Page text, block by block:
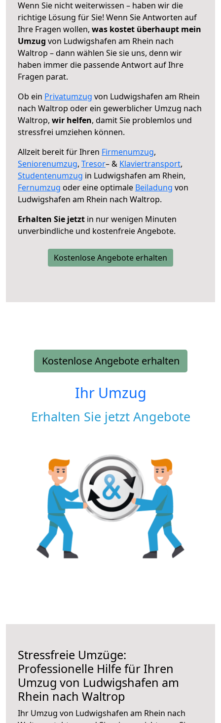
Wenn Sie nicht weiterwissen – haben wir die
richtige Lösung für Sie! Wenn Sie Antworten auf
Ihre Fragen wollen, was kostet überhaupt mein
Umzug von Ludwigshafen am Rhein nach
Waltrop – dann wählen Sie sie uns, denn wir
haben immer die passende Antwort auf Ihre
Fragen parat.
Ob ein Privatumzug von Ludwigshafen am Rhein
nach Waltrop oder ein gewerblicher Umzug nach
Waltrop, wir helfen, damit Sie problemlos und
stressfrei umziehen können.
Allzeit bereit für Ihren Firmenumzug,
Seniorenumzug, Tresor– & Klaviertransport,
Studentenumzug in Ludwigshafen am Rhein,
Fernumzug oder eine optimale Beiladung von
Ludwigshafen am Rhein nach Waltrop.
Erhalten Sie jetzt in nur wenigen Minuten
unverbindliche und kostenfreie Angebote.
Kostenlose Angebote erhalten
Kostenlose Angebote erhalten
Ihr Umzug
Erhalten Sie jetzt Angebote
Stressfreie Umzüge:
Professionelle Hilfe für Ihren
Umzug von Ludwigshafen am
Rhein nach Waltrop
Ihr Umzug von Ludwigshafen am Rhein nach